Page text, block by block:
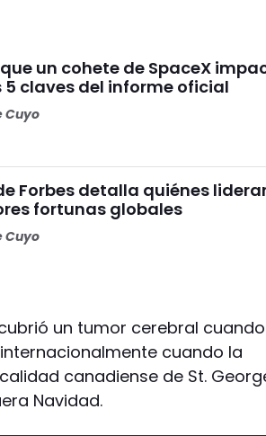
un cohete de SpaceX
5 claves del informe oficial
Cuyo
Forbes detalla quiénes
fortunas globales
Cuyo
un tumor cerebral cuando
cuando la
canadiense de St.
Navidad.